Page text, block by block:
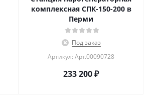
комплексная СПК-150-200 в
Перми
Под заказ
Артикул: Арт.00090728
233 200₽